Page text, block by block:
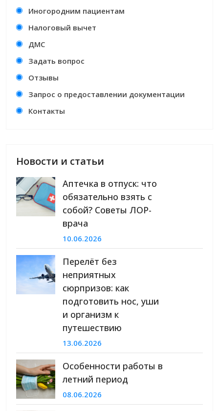
Иногородним пациентам
Налоговый вычет
ДМС
Задать вопрос
Отзывы
Запрос о предоставлении документации
Контакты
Новости и статьи
Аптечка в отпуск: что
обязательно взять с
собой? Советы ЛОР-
врача
10.06.2026
Перелёт без
неприятных
сюрпризов: как
подготовить нос, уши
и организм к
путешествию
13.06.2026
Особенности работы в
летний период
08.06.2026